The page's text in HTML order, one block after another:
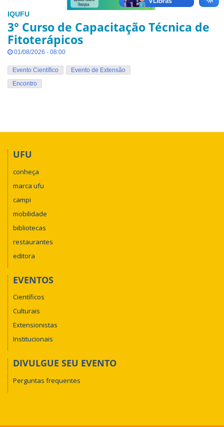
IQUFU
3° Curso de Capacitação Técnica de
Fitoterápicos
01/08/2026 - 08:00
Evento Científico
Evento de Extensão
Encontro
UFU
conheça
marca ufu
campi
mobilidade
bibliotecas
restaurantes
editora
EVENTOS
Científicos
Culturais
Extensionistas
Institucionais
DIVULGUE SEU EVENTO
Perguntas frequentes